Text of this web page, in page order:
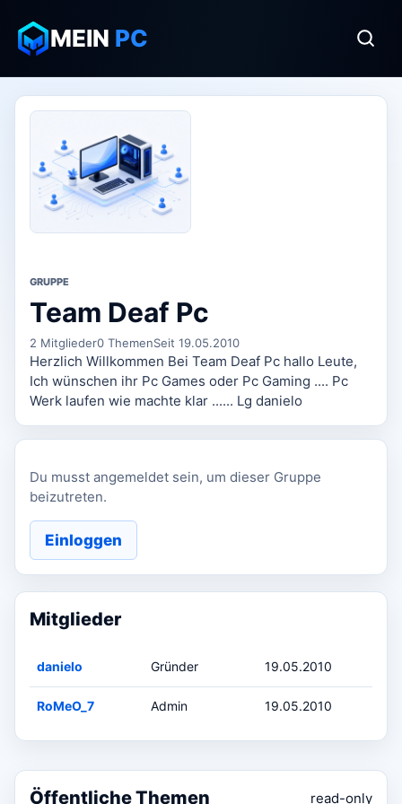
MEIN PC
GRUPPE
Team Deaf Pc
2 Mitglieder0 ThemenSeit 19.05.2010
Herzlich Willkommen Bei Team Deaf Pc hallo Leute,
Ich wünschen ihr Pc Games oder Pc Gaming .... Pc
Werk laufen wie machte klar ...... Lg danielo
Du musst angemeldet sein, um dieser Gruppe
beizutreten.
Einloggen
Mitglieder
danielo Gründer 19.05.2010
RoMeO_7 Admin 19.05.2010
Öffentliche Themen read-only